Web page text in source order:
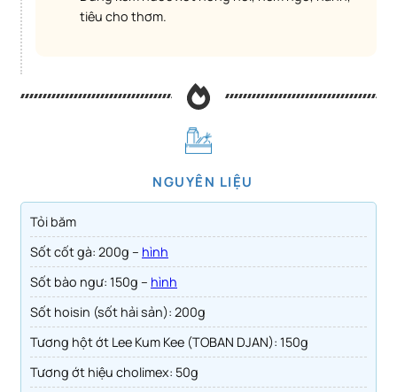
tiêu cho thơm.
NGUYÊN LIỆU
Tỏi băm
Sốt cốt gà: 200g – hình
Sốt bào ngư: 150g – hình
Sốt hoisin (sốt hải sản): 200g
Tương hột ớt Lee Kum Kee (TOBAN DJAN): 150g
Tương ớt hiệu cholimex: 50g